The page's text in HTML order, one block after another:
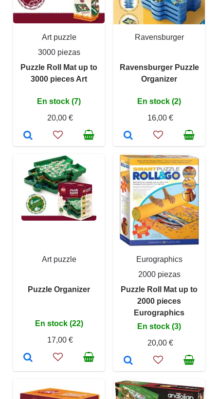
Art puzzle
3000 piezas
Puzzle Roll Mat up to
3000 pieces Art
En stock (7)
20,00 €
Ravensburger
Ravensburger Puzzle
Organizer
En stock (2)
16,00 €
Art puzzle
Puzzle Organizer
En stock (22)
17,00 €
Eurographics
2000 piezas
Puzzle Roll Mat up to
2000 pieces
Eurographics
En stock (3)
20,00 €